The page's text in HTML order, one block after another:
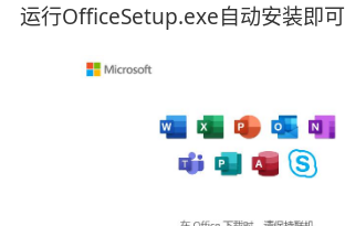
运行OfficeSetup.exe自动安装即可